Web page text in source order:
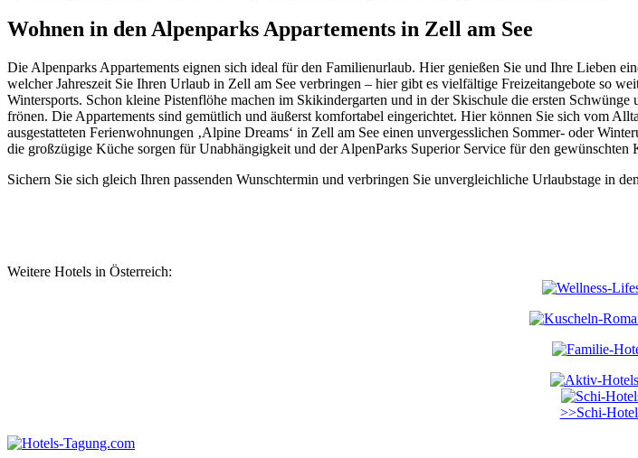
Wohnen in den Alpenparks Appartements in Zell am See
Die Alpenparks Appartements eignen sich ideal für den Familienurlaub. Hier genießen Sie und Ihre Lieben
welcher Jahreszeit Sie Ihren Urlaub in Zell am See verbringen – hier gibt es vielfältige Freizeitangebote so
Wintersports. Schon kleine Pistenflöhe machen im Skikindergarten und in der Skischule die ersten
frönen. Die Appartements sind gemütlich und äußerst komfortabel eingerichtet. Hier können Sie sich vom
ausgestatteten Ferienwohnungen ‚Alpine Dreams‘ in Zell am See einen unvergesslichen Sommer- oder
die großzügige Küche sorgen für Unabhängigkeit und der AlpenParks Superior Service für den
Sichern Sie sich gleich Ihren passenden Wunschtermin und verbringen Sie unvergleichliche Urlaubstage in
Weitere Hotels in Österreich:
>>Schi-